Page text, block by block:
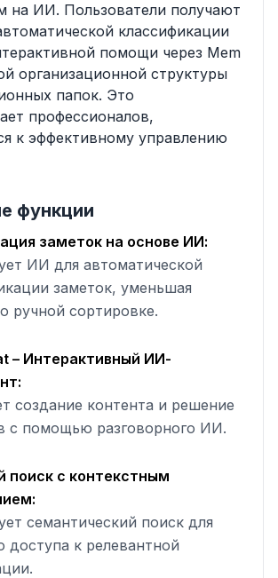
на ИИ. Пользователи получают
классификации
помощи через Mem
организационной структуры
папок. Это
профессионалов,
к эффективному управлению
функции
заметок на основе ИИ:
ИИ для автоматической
заметок, уменьшая
ручной сортировке.
– Интерактивный ИИ-
создание контента и решение
с помощью разговорного ИИ.
поиск с контекстным
семантический поиск для
доступа к релевантной